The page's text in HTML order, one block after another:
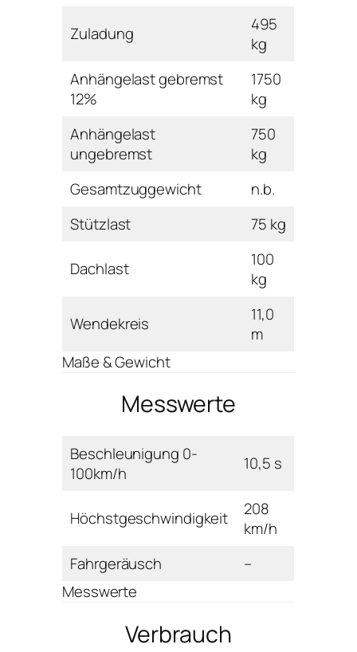
Zuladung
495
kg
Anhängelast gebremst
12%
1750
kg
Anhängelast
ungebremst
750
kg
Gesamtzuggewicht
n.b.
Stützlast
75 kg
Dachlast
100
kg
Wendekreis
11,0
m
Maße & Gewicht
Messwerte
Beschleunigung 0-
100km/h
10,5 s
Höchstgeschwindigkeit
208
km/h
Fahrgeräusch
–
Messwerte
Verbrauch